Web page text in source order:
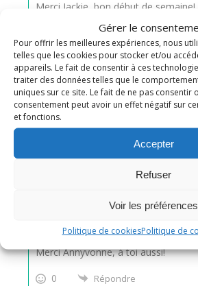
Gérer le
Pour offrir les meilleures expériences, nous
telles que les cookies pour stocker et/ou
appareils. Le fait de consentir à ces
traiter des données telles que le
uniques sur ce site. Le fait de ne pas consentir
consentement peut avoir un effet négatif sur
et fonctions.
Accepter
Refuser
Voir les préférences
Politique de cookiesPolitique de
Merci Jackie, bon début de semaine!
Répondre
thithoad
il y a 2 années
un très beau gâteau!
Administrateur
Répondre à thithoad
Merci Annyvonne, à toi aussi!
0
Répondre